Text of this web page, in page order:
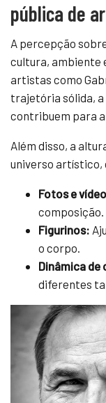
pública de
A percepção
cultura, ambiente
artistas como
trajetória sólida, a
contribuem para
Além disso, a
universo artístico,
Fotos e
composição.
Figurinos:
o corpo.
Dinâmica de
diferentes